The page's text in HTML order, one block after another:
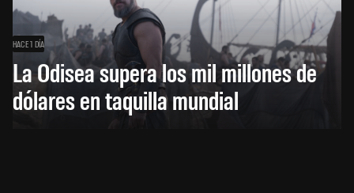
HACE 1 DÍA
La Odisea supera los mil millones de
dólares en taquilla mundial